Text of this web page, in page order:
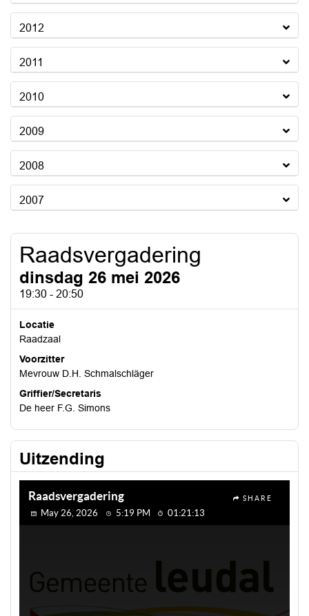
2012
2011
2010
2009
2008
2007
Raadsvergadering
dinsdag 26 mei 2026
19:30 - 20:50
Locatie
Raadzaal
Voorzitter
Mevrouw D.H. Schmalschläger
Griffier/Secretaris
De heer F.G. Simons
Uitzending